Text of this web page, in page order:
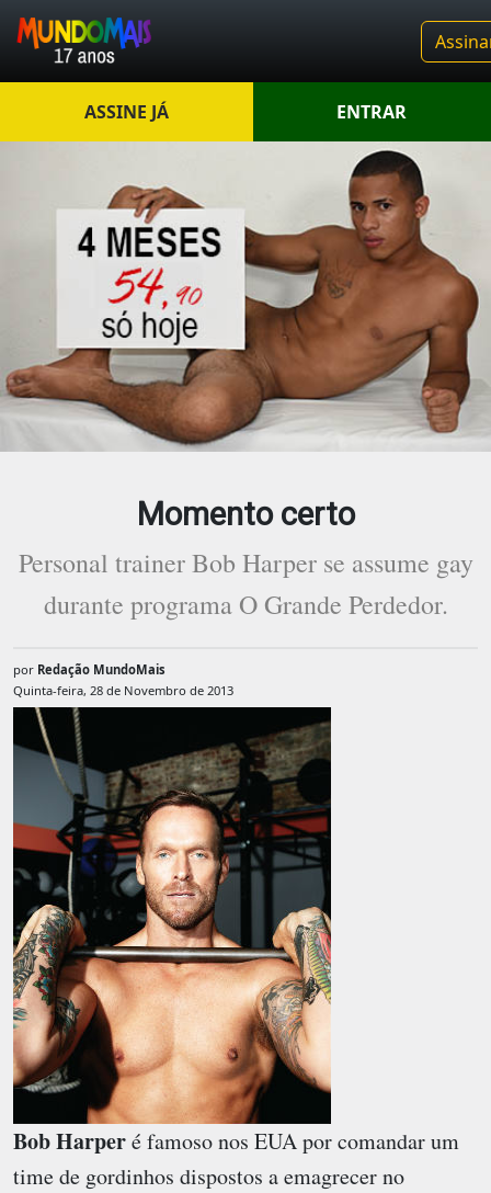
ASSINE JÁ ENTRAR
Momento certo
Personal trainer Bob Harper se assume gay
durante programa O Grande Perdedor.
por Redação MundoMais
Quinta-feira, 28 de Novembro de 2013
Bob Harperé famoso nos EUA por comandar um
time de gordinhos dispostos a emagrecer no